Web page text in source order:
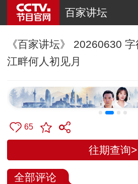
百家讲坛
《百家讲坛》 20260630
江畔何人初见月
65
往期查询>
全部评论